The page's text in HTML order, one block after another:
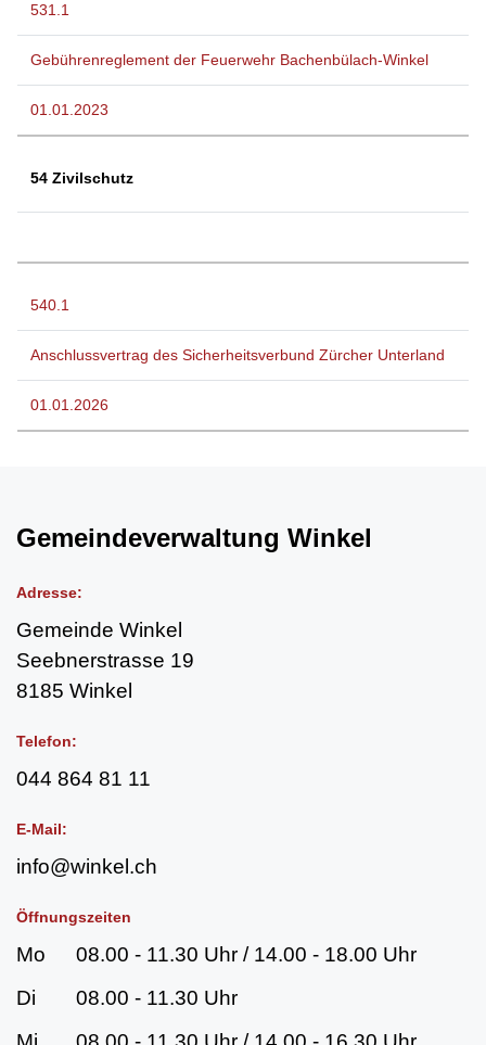
531.1
Gebührenreglement der Feuerwehr Bachenbülach-Winkel
01.01.2023
54 Zivilschutz
540.1
Anschlussvertrag des Sicherheitsverbund Zürcher Unterland
01.01.2026
Adresse:
Gemeinde Winkel
Seebnerstrasse 19
8185 Winkel
Telefon:
044 864 81 11
E-Mail:
info@winkel.ch
Öffnungszeiten
Mo
08.00 - 11.30 Uhr / 14.00 - 18.00 Uhr
Di
08.00 - 11.30 Uhr